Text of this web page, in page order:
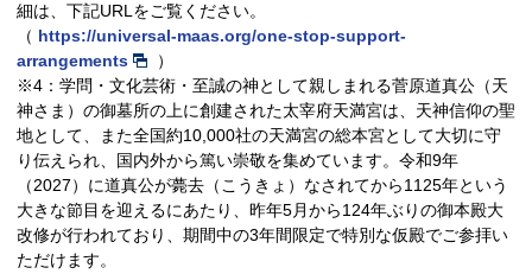
細は、下記URLをご覧ください。
（ https://universal-maas.org/one-stop-support-
arrangements
）
※4：学問・文化芸術・至誠の神として親しまれる菅原道真公（天
神さま）の御墓所の上に創建された太宰府天満宮は、天神信仰の聖
地として、また全国約10,000社の天満宮の総本宮として大切に守
り伝えられ、国内外から篤い崇敬を集めています。令和9年
（2027）に道真公が薨去（こうきょ）なされてから1125年という
大きな節目を迎えるにあたり、昨年5月から124年ぶりの御本殿大
改修が行われており、期間中の3年間限定で特別な仮殿でご参拝い
ただけます。